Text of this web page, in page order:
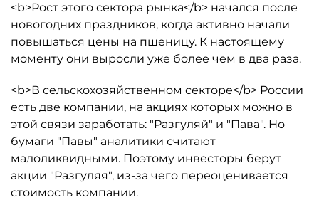
<b>Рост этого сектора рынка</b> начался после
новогодних праздников, когда активно начали
повышаться цены на пшеницу. К настоящему
моменту они выросли уже более чем в два раза.
<b>В сельскохозяйственном секторе</b> России
есть две компании, на акциях которых можно в
этой связи заработать: "Разгуляй" и "Пава". Но
бумаги "Павы" аналитики считают
малоликвидными. Поэтому инвесторы берут
акции "Разгуляя", из-за чего переоценивается
стоимость компании.